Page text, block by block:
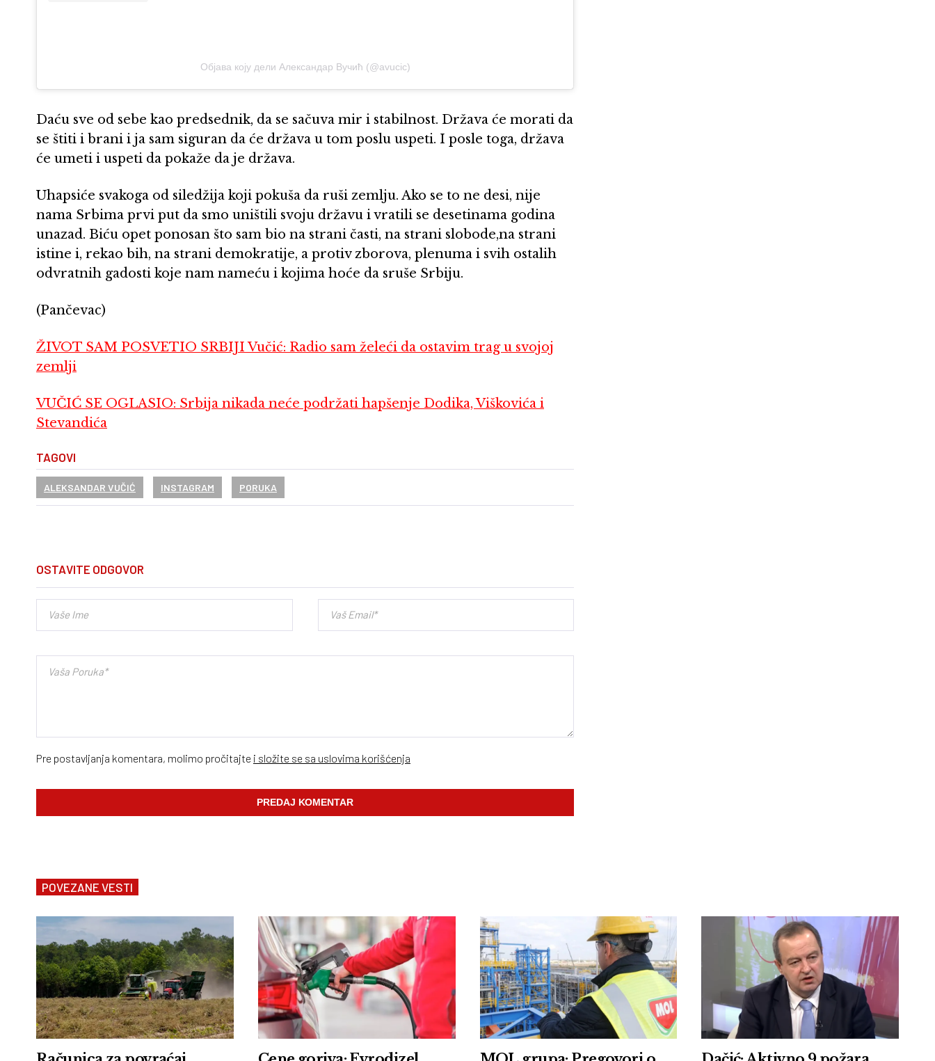
Објава коју дели Александар Вучић (@avucic)
Daću sve od sebe kao predsednik, da se sačuva mir i stabilnost. Država će morati da
se štiti i brani i ja sam siguran da će država u tom poslu uspeti. I posle toga, država
će umeti i uspeti da pokaže da je država.
Uhapsiće svakoga od siledžija koji pokuša da ruši zemlju. Ako se to ne desi, nije
nama Srbima prvi put da smo uništili svoju državu i vratili se desetinama godina
unazad. Biću opet ponosan što sam bio na strani časti, na strani slobode,na strani
istine i, rekao bih, na strani demokratije, a protiv zborova, plenuma i svih ostalih
odvratnih gadosti koje nam nameću i kojima hoće da sruše Srbiju.
(Pančevac)
ŽIVOT SAM POSVETIO SRBIJI Vučić: Radio sam želeći da ostavim trag u svojoj
zemlji
VUČIĆ SE OGLASIO: Srbija nikada neće podržati hapšenje Dodika, Viškovića i
Stevandića
TAGOVI
ALEKSANDAR VUČIĆ INSTAGRAM PORUKA
OSTAVITE ODGOVOR
Pre postavljanja komentara, molimo pročitajte i složite se sa uslovima korišćenja
POVEZANE VESTI